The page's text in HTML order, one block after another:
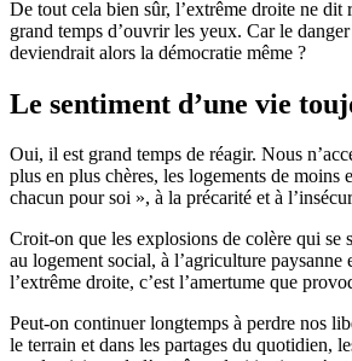
De tout cela bien sûr, l’extrême droite ne dit
grand temps d’ouvrir les yeux. Car le
deviendrait alors la démocratie même ?
Le sentiment d’une vie
Oui, il est grand temps de réagir. Nous
plus en plus chères, les logements de
chacun pour soi », à la précarité et à
Croit-on que les explosions de colère qui se
au logement social, à l’agriculture
l’extrême droite, c’est l’amertume que
Peut-on continuer longtemps à perdre nos
le terrain et dans les partages du quotidien,